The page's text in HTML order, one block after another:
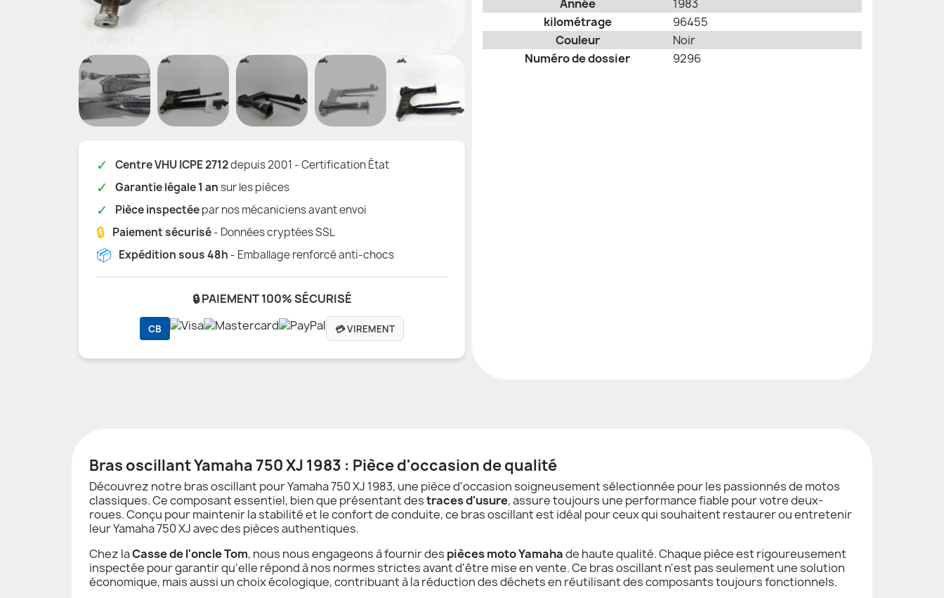
✓ Centre VHU ICPE 2712depuis 2001 - Certification État
✓ Garantie légale 1 ansur les pièces
✓ Pièce inspectéepar nos mécaniciens avant envoi
🔒 Paiement sécurisé- Données cryptées SSL
📦 Expédition sous 48h - Emballage renforcé anti-chocs
🔒 PAIEMENT 100% SÉCURISÉ
CB 💳 VIREMENT
Année
1983
kilométrage
96455
Couleur
Noir
Numéro de dossier
9296
Bras oscillant Yamaha 750 XJ 1983 : Pièce d'occasion de qualité
Découvrez notre bras oscillant pour Yamaha 750 XJ 1983, une pièce d'occasion soigneusement sélectionnée pour les passionnés de motos
classiques. Ce composant essentiel, bien que présentant destraces d'usure, assure toujours une performance fiable pour votre deux-
roues. Conçu pour maintenir la stabilité et le confort de conduite, ce bras oscillant est idéal pour ceux qui souhaitent restaurer ou entretenir
leur Yamaha 750 XJ avec des pièces authentiques.
Chez laCasse de l'oncle Tom, nous nous engageons à fournir des pièces moto Yamahade haute qualité. Chaque pièce est rigoureusement
inspectée pour garantir qu'elle répond à nos normes strictes avant d'être mise en vente. Ce bras oscillant n'est pas seulement une solution
économique, mais aussi un choix écologique, contribuant à la réduction des déchets en réutilisant des composants toujours fonctionnels.